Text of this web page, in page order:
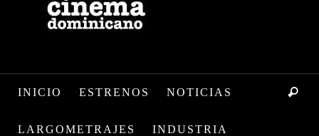
INICIO ESTRENOS NOTICIAS
LARGOMETRAJES INDUSTRIA